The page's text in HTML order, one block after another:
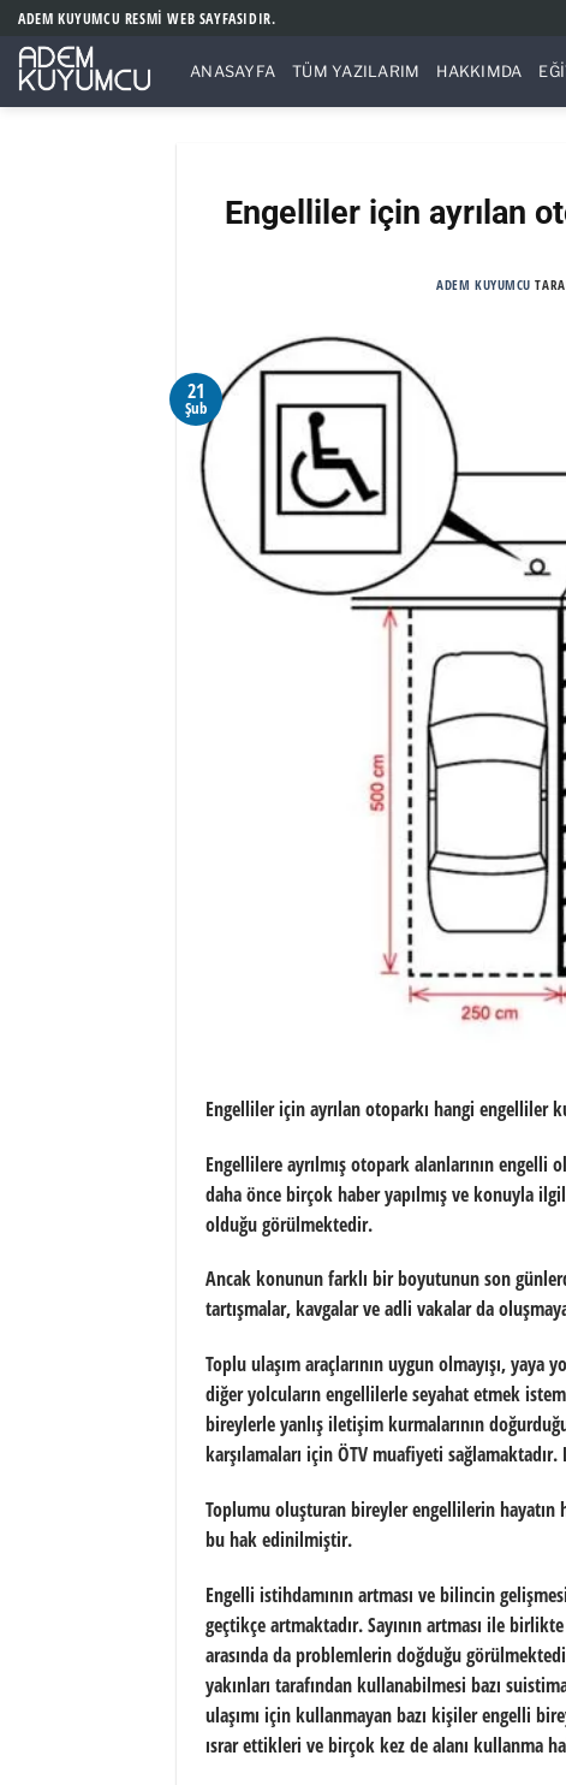
İçeriğe
atla
ADEM KUYUMCU RESMİ WEB SAYFASIDIR.
ANASAYFA TÜM YAZILARIM HAKKIMDA
Engelliler için ayrılan
ADEM KUYUMCU
21
Şub
Engelliler için ayrılan otoparkı hangi engelliler
Engellilere ayrılmış otopark alanlarının
daha önce birçok haber yapılmış ve konuyla
olduğu görülmektedir.
Ancak konunun farklı bir boyutunun son
tartışmalar, kavgalar ve adli vakalar da
Toplu ulaşım araçlarının uygun olmayışı,
diğer yolcuların engellilerle seyahat etmek
bireylerle yanlış iletişim kurmalarının
karşılamaları için ÖTV muafiyeti
Toplumu oluşturan bireyler engellilerin hayatın
bu hak edinilmiştir.
Engelli istihdamının artması ve bilincin
geçtikçe artmaktadır. Sayının artması ile
arasında da problemlerin doğduğu
yakınları tarafından kullanabilmesi bazı
ulaşımı için kullanmayan bazı kişiler engelli
ısrar ettikleri ve birçok kez de alanı kullanma